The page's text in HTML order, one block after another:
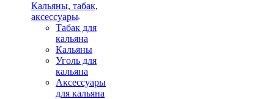
Кальяны, табак,
аксессуары
Табак для
кальяна
Кальяны
Уголь для
кальяна
Аксессуары
для кальяна